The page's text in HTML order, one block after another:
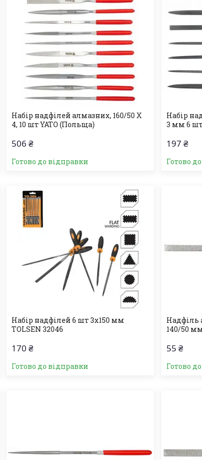
Набір надфілей алмазних, 160/50 Х
4, 10 шт YATO (Польща)
506 ₴
Готово до відправки
Набір
3 мм 6
197 ₴
Готово
Набір надфілей 6 шт 3х150 мм
TOLSEN 32046
170 ₴
Готово до відправки
Надфіль
140/50
55 ₴
Готово